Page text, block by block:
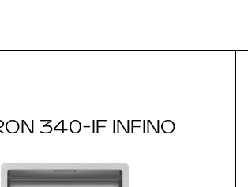
340-IF INFINO